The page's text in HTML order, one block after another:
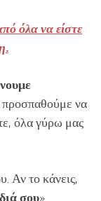
όλα να είστε
προσπαθούμε να
όλα γύρω μας
Αν το κάνεις,
σου».